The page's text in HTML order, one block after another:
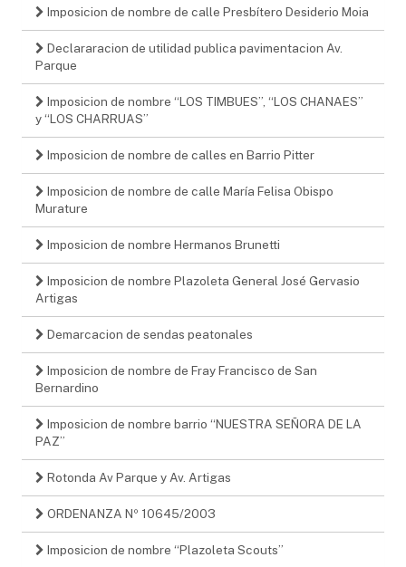
Imposicion de nombre de calle Presbítero Desiderio Moia
Declararacion de utilidad publica pavimentacion Av.
Parque
Imposicion de nombre “LOS TIMBUES”, “LOS CHANAES”
y “LOS CHARRUAS”
Imposicion de nombre de calles en Barrio Pitter
Imposicion de nombre de calle María Felisa Obispo
Murature
Imposicion de nombre Hermanos Brunetti
Imposicion de nombre Plazoleta General José Gervasio
Artigas
Demarcacion de sendas peatonales
Imposicion de nombre de Fray Francisco de San
Bernardino
Imposicion de nombre barrio “NUESTRA SEÑORA DE LA
PAZ”
Rotonda Av Parque y Av. Artigas
ORDENANZA Nº 10645/2003
Imposicion de nombre “Plazoleta Scouts”